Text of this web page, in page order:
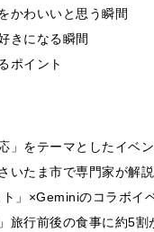
かわいいと思う瞬間
きになる瞬間
ポイント
」をテーマとしたイベ
いたま市で専門家が解
」×Geminiのコラボイ
旅行前後の食事に約5